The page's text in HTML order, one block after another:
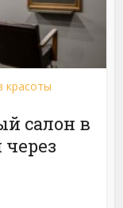
красоты
салон в